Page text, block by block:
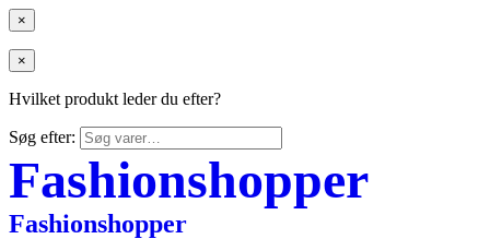
×
×
Hvilket produkt leder du efter?
Søg efter:
Fashionshopper
Fashionshopper